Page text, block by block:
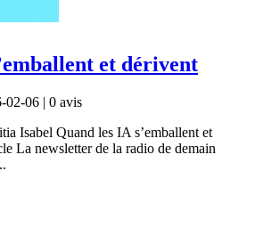
et dérivent
02-06 | 0 avis
Isabel Quand les IA s’emballent et
La newsletter de la radio de demain